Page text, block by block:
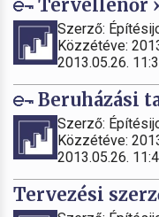
Tervellenőr
Szerző:
Közzétéve:
2013.05.26.
Beruházási
Szerző:
Közzétéve:
2013.05.26.
Tervezési